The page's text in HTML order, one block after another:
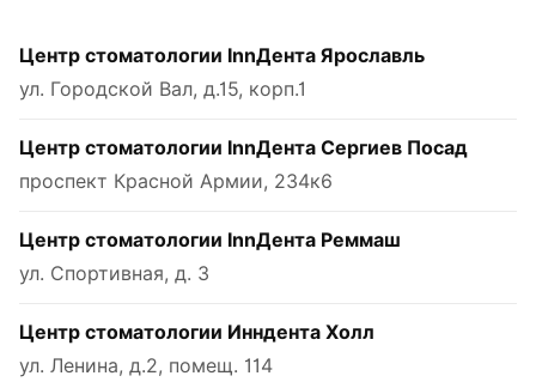
Центр стоматологии InnДента Ярославль
ул. Городской Вал, д.15, корп.1
Центр стоматологии InnДента Сергиев Посад
проспект Красной Армии, 234к6
Центр стоматологии InnДента Реммаш
ул. Спортивная, д. 3
Центр стоматологии Инндента Холл
ул. Ленина, д.2, помещ. 114